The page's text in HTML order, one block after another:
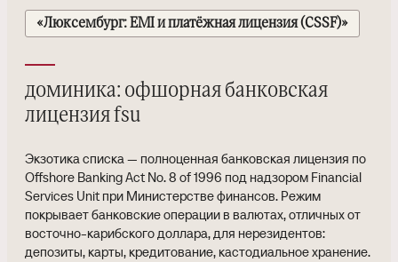
«Люксембург: EMI и платёжная лицензия (CSSF)»
доминика: офшорная банковская
лицензия fsu
Экзотика списка — полноценная банковская лицензия по
Offshore Banking Act No. 8 of 1996 под надзором Financial
Services Unit при Министерстве финансов. Режим
покрывает банковские операции в валютах, отличных от
восточно-карибского доллара, для нерезидентов:
депозиты, карты, кредитование, кастодиальное хранение.